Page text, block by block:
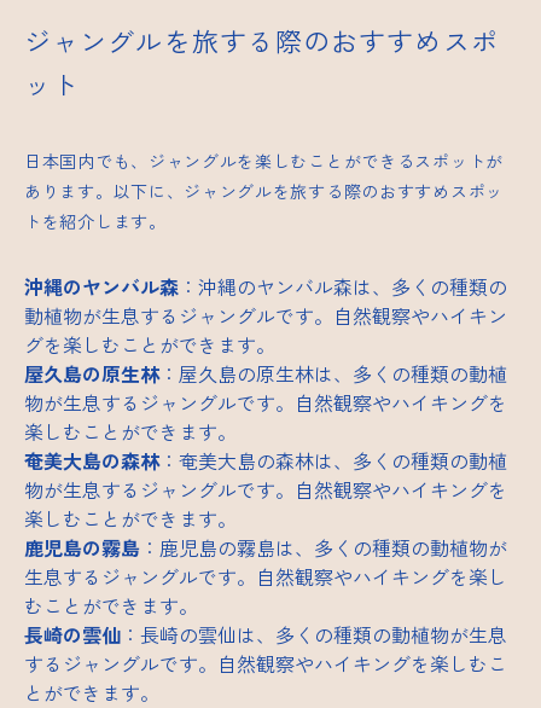
ジャングルを旅する際のおすすめスポ
ット
日本国内でも、ジャングルを楽しむことができるスポットが
あります。以下に、ジャングルを旅する際のおすすめスポッ
トを紹介します。
沖縄のヤンバル森 ：沖縄のヤンバル森は、多くの種類の
動植物が生息するジャングルです。自然観察やハイキン
グを楽しむことができます。
屋久島の原生林：屋久島の原生林は、多くの種類の動植
物が生息するジャングルです。自然観察やハイキングを
楽しむことができます。
奄美大島の森林：奄美大島の森林は、多くの種類の動植
物が生息するジャングルです。自然観察やハイキングを
楽しむことができます。
鹿児島の霧島 ：鹿児島の霧島は、多くの種類の動植物が
生息するジャングルです。自然観察やハイキングを楽し
むことができます。
長崎の雲仙 ：長崎の雲仙は、多くの種類の動植物が生息
するジャングルです。自然観察やハイキングを楽しむこ
とができます。